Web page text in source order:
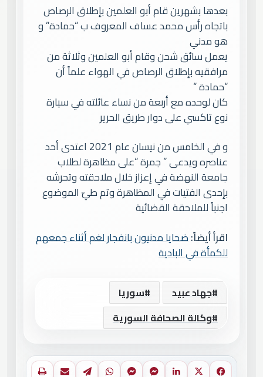
بعدها بشهرين قام أبو العلمين بإطلاق الرصاص
باتجاه رأس محمد عساف المعروف ب “حمادة” و
هو مدني
يعمل سائق شحن وقام أبو العلمين وثلاثة من
مرافقيه بإطلاق الرصاص في الهواء علماً أن
“حمادة “
كان لوحده مع أربعة من نساء عائلته في سيارة
نوع تاكسي على دوار طريق الحرير
و في الخامس من نيسان عام 2021 اعتدى أحد
عناصره ويدعى ” جمرة “على مظاهرة لطلاب
جامعة النهضة في إعزاز خلال ملاحقته وتحرشه
بإحدى الفتيات في المظاهرة وتم طيّ الموضوع
اجنباً للملاحقة القضائية
اقرأ أيضاً:ضحايا مدنيون بانفجار لغم أثناء جمعهم
للكمأة في البادية
جهاد عبيد
سوريا
وكالة الصحافة السورية
فيسبوكX لينكدإنماسنجرماسنجرواتسابتيلقرام مشاركة عبر البريد طباعة